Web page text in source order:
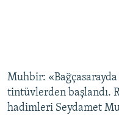
Muhbir: «Bağçasarayda
tintüvlerden başlandı.
hadimleri Seydamet